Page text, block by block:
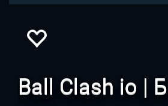
Ball Clash io |